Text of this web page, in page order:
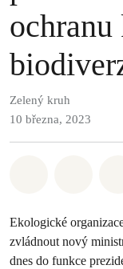
Zelený kruh
10 března, 2023
Ekologické
zvládnout nový
dnes do funkce